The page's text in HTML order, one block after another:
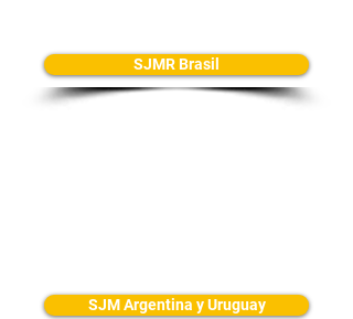
SJMR Brasil
SJM Argentina y Uruguay